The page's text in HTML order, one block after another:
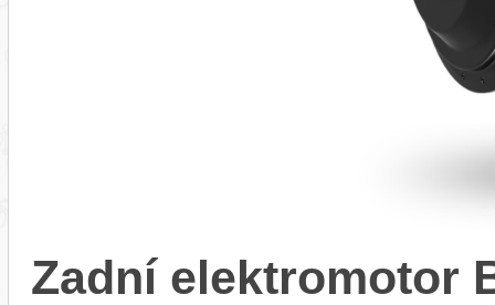
Zadní elektromotor